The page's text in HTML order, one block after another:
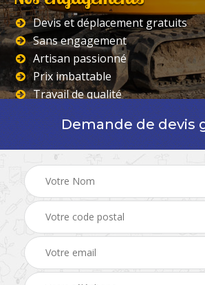
Devis et déplacement gratuits
Sans engagement
Artisan passionné
Prix imbattable
Travail de qualité
Demande de devis